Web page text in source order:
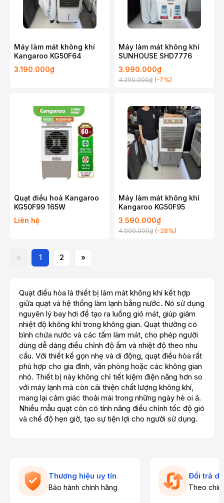
Máy làm mát không khí
Kangaroo KG50F64
3.190.000₫
Máy làm mát không khí
SUNHOUSE SHD7776
3.990.000₫
4.290.000₫ (-7%)
Quạt điều hoà Kangaroo
KG50F99 165W
Liên hệ
Máy làm mát không khí
Kangaroo KG50F95
3.590.000₫
4.990.000₫ (-28%)
« 1 2 »
Quạt điều hòa là thiết bị làm mát không khí kết hợp
giữa quạt và hệ thống làm lạnh bằng nước. Nó sử dụng
nguyên lý bay hơi để tạo ra luồng gió mát, giúp giảm
nhiệt độ không khí trong không gian. Quạt thường có
bình chứa nước và các tấm làm mát, cho phép người
dùng dễ dàng điều chỉnh độ ẩm và nhiệt độ theo nhu
cầu. Với thiết kế gọn nhẹ và di động, quạt điều hòa rất
phù hợp cho gia đình, văn phòng hoặc các không gian
nhỏ. Thiết bị này không chỉ tiết kiệm điện năng hơn so
với máy lạnh mà còn cải thiện chất lượng không khí,
mang lại cảm giác thoải mái trong những ngày hè oi ả.
Nhiều mẫu quạt còn có tính năng điều chỉnh tốc độ gió
và chế độ hẹn giờ, tạo sự tiện lợi cho người sử dụng.
Thương hiệu uy tín
Bảo hành chính hãng
Đổi trả
Theo